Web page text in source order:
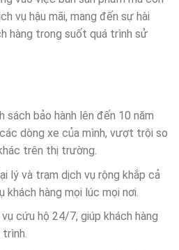
vụ hậu mãi, mang đến sự hài
hàng trong suốt quá trình sử
sách bảo hành lên đến 10 năm
dòng xe của mình, vượt trội so
trên thị trường.
lý và trạm dịch vụ rộng khắp cả
khách hàng mọi lúc mọi nơi.
cứu hộ 24/7, giúp khách hàng